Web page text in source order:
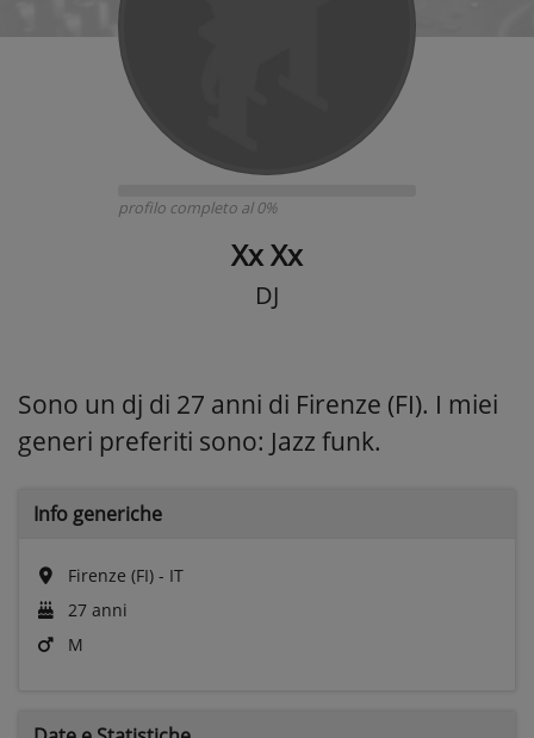
profilo completo al 0%
Xx Xx
DJ
Sono un dj di 27 anni di Firenze (FI). I miei
generi preferiti sono: Jazz funk.
Info generiche
Firenze (FI) - IT
27 anni
M